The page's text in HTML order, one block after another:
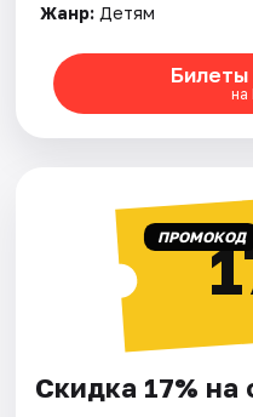
Жанр: Детям
Билеты
на
ПРОМОКОД
Скидка 17% на